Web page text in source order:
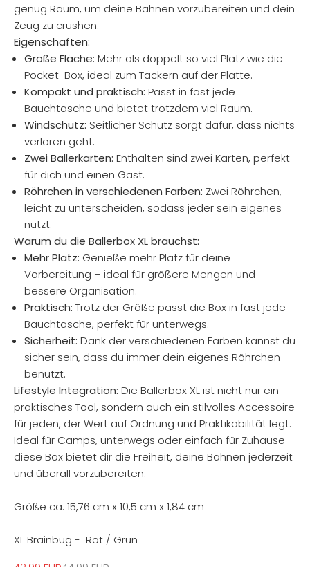
genug Raum, um deine Bahnen vorzubereiten und dein
Zeug zu crushen.
Eigenschaften:
Große Fläche: Mehr als doppelt so viel Platz wie die
Pocket-Box, ideal zum Tackern auf der Platte.
Kompakt und praktisch: Passt in fast jede
Bauchtasche und bietet trotzdem viel Raum.
Windschutz: Seitlicher Schutz sorgt dafür, dass nichts
verloren geht.
Zwei Ballerkarten: Enthalten sind zwei Karten, perfekt
für dich und einen Gast.
Röhrchen in verschiedenen Farben: Zwei Röhrchen,
leicht zu unterscheiden, sodass jeder sein eigenes
nutzt.
Warum du die Ballerbox XL brauchst:
Mehr Platz: Genieße mehr Platz für deine
Vorbereitung – ideal für größere Mengen und
bessere Organisation.
Praktisch: Trotz der Größe passt die Box in fast jede
Bauchtasche, perfekt für unterwegs.
Sicherheit: Dank der verschiedenen Farben kannst du
sicher sein, dass du immer dein eigenes Röhrchen
benutzt.
Lifestyle Integration: Die Ballerbox XL ist nicht nur ein
praktisches Tool, sondern auch ein stilvolles Accessoire
für jeden, der Wert auf Ordnung und Praktikabilität legt.
Ideal für Camps, unterwegs oder einfach für Zuhause –
diese Box bietet dir die Freiheit, deine Bahnen jederzeit
und überall vorzubereiten.
Größe ca. 15,76 cm x 10,5 cm x 1,84 cm
XL Brainbug - Rot / Grün